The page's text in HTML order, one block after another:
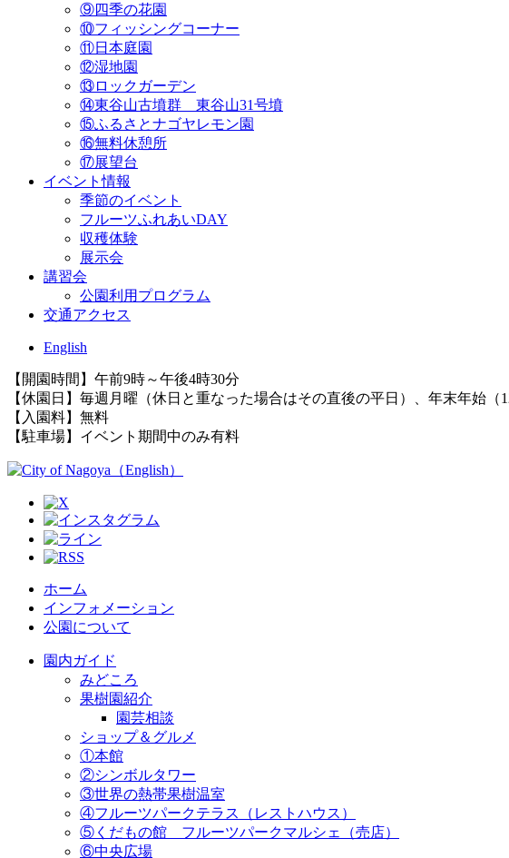
⑨四季の花園
⑩フィッシングコーナー
⑪日本庭園
⑫湿地園
⑬ロックガーデン
⑭東谷山古墳群 東谷山31号墳
⑮ふるさとナゴヤレモン園
⑯無料休憩所
⑰展望台
イベント情報
季節のイベント
フルーツふれあいDAY
収穫体験
展示会
講習会
公園利用プログラム
交通アクセス
English
【開園時間】午前9時～午後4時30分
【休園日】毎週月曜（休日と重なった場合はその直後の平日）、年末年始（
【入園料】無料
【駐車場】イベント期間中のみ有料
ホーム
インフォメーション
公園について
園内ガイド
みどころ
果樹園紹介
園芸相談
ショップ＆グルメ
①本館
②シンボルタワー
③世界の熱帯果樹温室
④フルーツパークテラス（レストハウス）
⑤くだもの館 フルーツパークマルシェ（売店）
⑥中央広場